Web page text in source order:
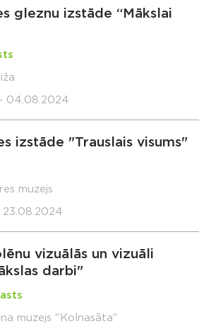
gleznu izstāde “Mākslai
04.08.2024
izstāde "Trauslais visums"
muzejs
vizuālās un vizuāli
darbi"
muzejs "Kolnasāta"